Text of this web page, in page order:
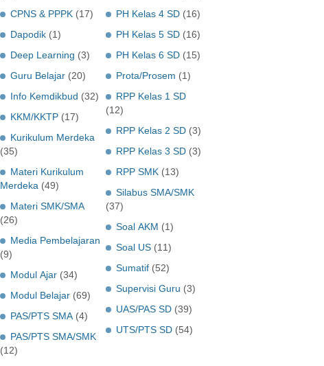
CPNS & PPPK (17)
Dapodik (1)
Deep Learning (3)
Guru Belajar (20)
Info Kemdikbud (32)
KKM/KKTP (17)
Kurikulum Merdeka
(35)
Materi Kurikulum
Merdeka (49)
Materi SMK/SMA
(26)
Media Pembelajaran
(9)
Modul Ajar (34)
Modul Belajar (69)
PAS/PTS SMA (4)
PAS/PTS SMA/SMK
(12)
PH Kelas 4 SD (16)
PH Kelas 5 SD (16)
PH Kelas 6 SD (15)
Prota/Prosem (1)
RPP Kelas 1 SD
(12)
RPP Kelas 2 SD (3)
RPP Kelas 3 SD (3)
RPP SMK (13)
Silabus SMA/SMK
(37)
Soal AKM (1)
Soal US (11)
Sumatif (52)
Supervisi Guru (3)
UAS/PAS SD (39)
UTS/PTS SD (54)